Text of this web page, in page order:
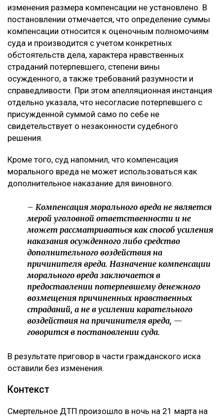
изменения размера компенсации не установлено. В
постановлении отмечается, что определение суммы
компенсации относится к оценочным полномочиям
суда и производится с учетом конкретных
обстоятельств дела, характера нравственных
страданий потерпевшего, степени вины
осужденного, а также требований разумности и
справедливости. При этом апелляционная инстанция
отдельно указала, что несогласие потерпевшего с
присужденной суммой само по себе не
свидетельствует о незаконности судебного
решения.
Кроме того, суд напомнил, что компенсация
морального вреда не может использоваться как
дополнительное наказание для виновного.
– Компенсация морального вреда не является
мерой уголовной ответственности и не
может рассматриваться как способ усиления
наказания осужденного либо средство
дополнительного воздействия на
причинителя вреда. Назначение компенсации
морального вреда заключается в
предоставлении потерпевшему денежного
возмещения причиненных нравственных
страданий, а не в усилении карательного
воздействия на причинителя вреда, —
говорится в постановлении суда.
В результате приговор в части гражданского иска
оставили без изменения.
Контекст
Смертельное ДТП произошло в ночь на 21 марта на